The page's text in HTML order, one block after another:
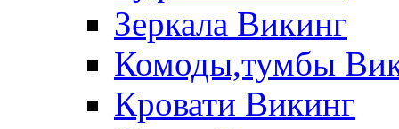
Зеркала Викинг
Комоды,тумбы
Кровати Викинг